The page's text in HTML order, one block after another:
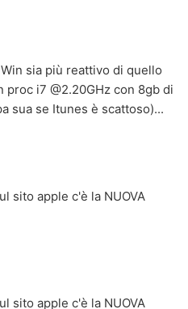
sia più reattivo di quello
proc i7 @2.20GHz con 8gb di
sua se Itunes è scattoso)...
sito apple c'è la NUOVA
sito apple c'è la NUOVA